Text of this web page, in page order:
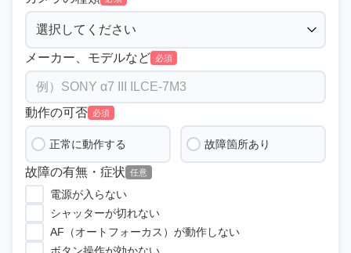
メーカー、モデルなど 必須
動作の可否 必須
正常に動作する 故障箇所あり
故障の有無・症状 任意
電源が入らない
シャッターが切れない
AF（オートフォーカス）が動作しない